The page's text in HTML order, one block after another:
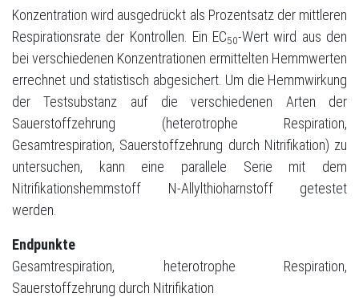
Konzentration wird ausgedrückt als Prozentsatz der mittleren
Respirationsrate der Kontrollen. Ein EC50-Wert wird aus den
bei verschiedenen Konzentrationen ermittelten Hemmwerten
errechnet und statistisch abgesichert. Um die Hemmwirkung
der Testsubstanz auf die verschiedenen Arten der
Sauerstoffzehrung (heterotrophe Respiration,
Gesamtrespiration, Sauerstoffzehrung durch Nitrifikation) zu
untersuchen, kann eine parallele Serie mit dem
Nitrifikationshemmstoff N-Allylthioharnstoff getestet
werden.
Endpunkte
Gesamtrespiration, heterotrophe Respiration,
Sauerstoffzehrung durch Nitrifikation